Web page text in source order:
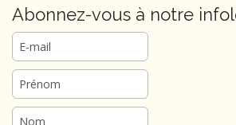
o
n
Abonnez-vous à notre